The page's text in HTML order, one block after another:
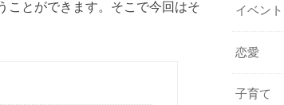
ことができます。そこで今回はそ
イベント
恋愛
子育て